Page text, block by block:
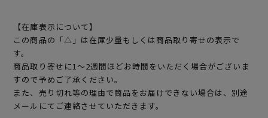
【在庫表示について】
この商品の「△」は在庫少量もしくは商品取り寄せの表示で
す。
商品取り寄せに1～2週間ほどお時間をいただく場合がございま
すので予めご了承ください。
また、売り切れ等の理由で商品をお届けできない場合は、別途
メールにてご連絡させていただきます。